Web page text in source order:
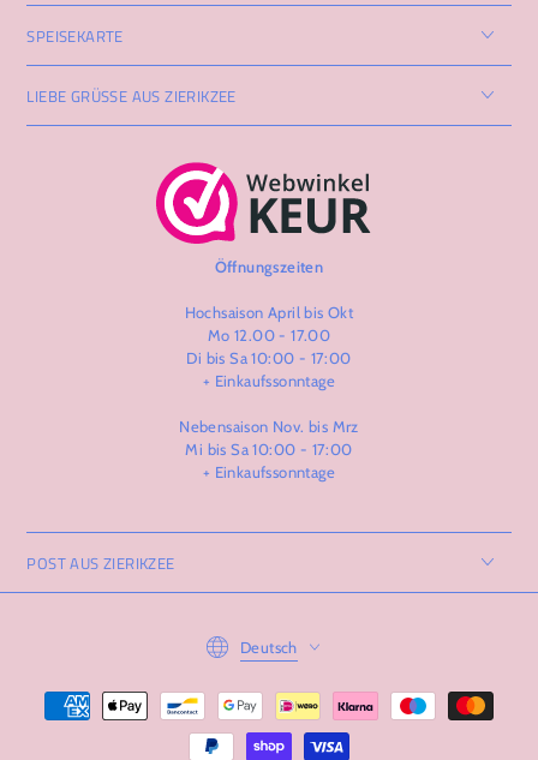
SPEISEKARTE
LIEBE GRÜSSE AUS ZIERIKZEE
Öffnungszeiten
Hochsaison April bis Okt
Mo 12.00 - 17.00
Di bis Sa 10:00 - 17:00
+ Einkaufssonntage
Nebensaison Nov. bis Mrz
Mi bis Sa 10:00 - 17:00
+ Einkaufssonntage
POST AUS ZIERIKZEE
Language
Deutsch
Zahlungsmöglichkeiten